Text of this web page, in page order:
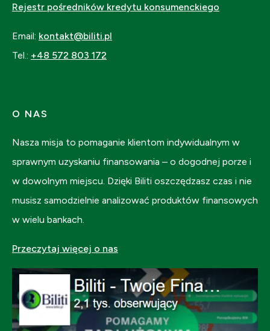
Rejestr pośredników kredytu konsumenckiego
Email: kontakt@biliti.pl
Tel.: +48 572 803 172
O NAS
Nasza misja to pomaganie klientom indywidualnym w
sprawnym uzyskaniu finansowania – o dogodnej porze i
w dowolnym miejscu. Dzięki Biliti oszczędzasz czas i nie
musisz samodzielnie analizować produktów finansowych
w wielu bankach.
Przeczytaj więcej o nas